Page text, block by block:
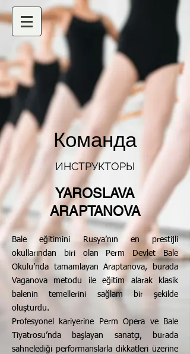
Команда
ИНСТРУКТОРЫ
YAROSLAVA
ARAPTANOVA
Bale eğitimini Rusya’nın en prestijli
okullarından biri olan Perm Devlet Bale
Okulu’nda tamamlayan Araptanova, burada
Vaganova metodu ile eğitim alarak klasik
balenin temellerini sağlam bir şekilde
oluşturdu.
Profesyonel kariyerine Perm Opera ve Bale
Tiyatrosu’nda başlayan sanatçı, burada
sahnelediği performanslarla dikkatleri üzerine